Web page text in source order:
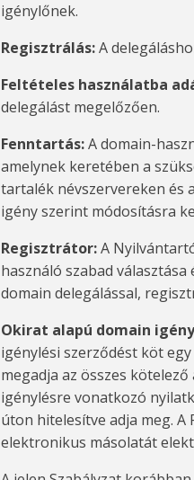
igénylőnek.
Regisztrálás: A
Feltételes használatba
delegálást megelőzően.
Fenntartás: A domain-
amelynek keretében a
tartalék névszervereken és
igény szerint módosításra
Regisztrátor: A
használó szabad
domain delegálással,
Okirat alapú domain
igénylési szerződést köt
megadja az összes
igénylésre vonatkozó
úton hitelesítve adja meg.
elektronikus másolatát